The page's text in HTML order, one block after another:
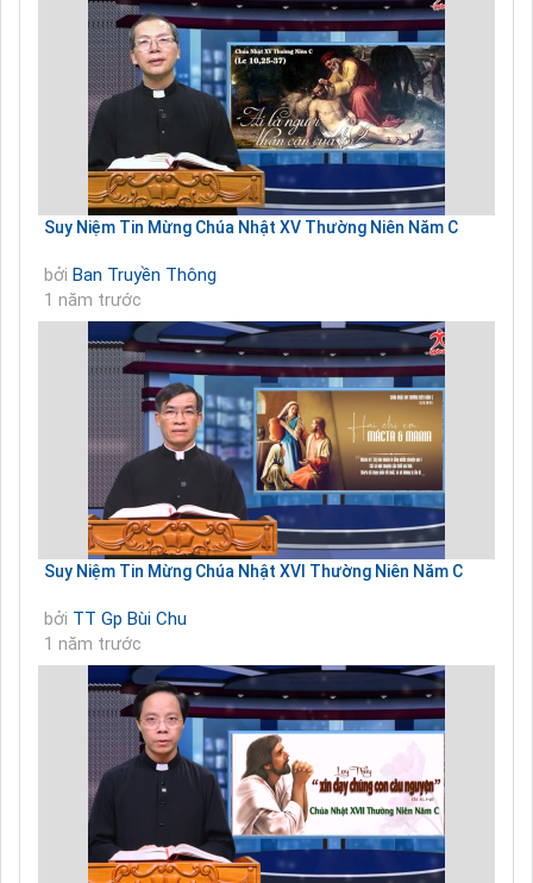
Suy Niệm Tin Mừng Chúa Nhật XV Thường Niên Năm C
bởi Ban Truyền Thông
1 năm trước
Suy Niệm Tin Mừng Chúa Nhật XVI Thường Niên Năm C
bởi TT Gp Bùi Chu
1 năm trước